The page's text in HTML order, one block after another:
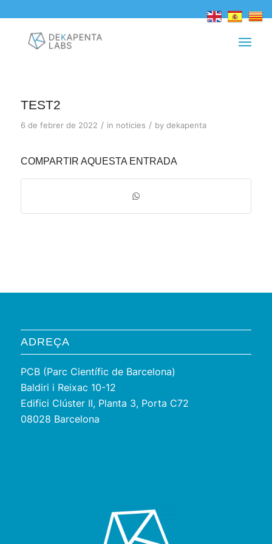
TEST2
6 de febrer de 2022 / in noticies / by dekapenta
COMPARTIR AQUESTA ENTRADA
ADREÇA
PCB (Parc Científic de Barcelona)
Baldiri i Reixac 10-12
Edifici Clúster II, Planta 3, Porta C72
08028 Barcelona